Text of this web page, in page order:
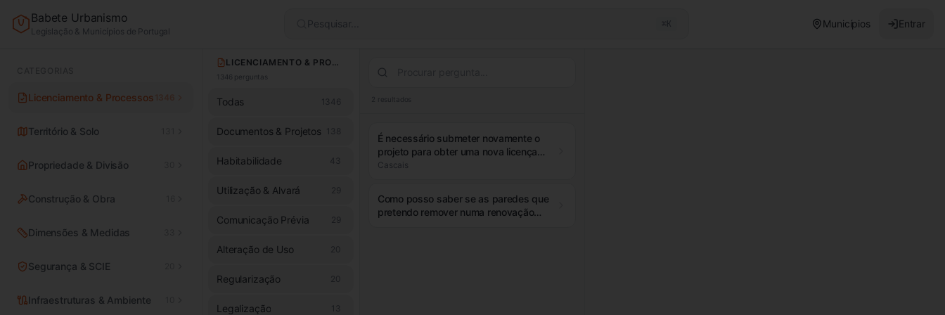
Babete Urbanismo
Legislação & Municípios de Portugal
Pesquisar... ⌘K Municípios Entrar
Licenciamento & Processos
Território & Solo
Propriedade & Divisão
Construção & Obra
Dimensões & Medidas
Segurança & SCIE
Infraestruturas & Ambiente
LICENCIAMENTO & PROCESSOS
1346 perguntas
Todas 1346
Documentos & Projetos 138
Habitabilidade 43
Utilização & Alvará 29
Comunicação Prévia 29
Alteração de Uso 20
Regularização 20
Legalização 13
resultados
É necessário submeter novamente o
projeto para obter uma nova licença
de construção após a caducidade da
Cascais
Como posso saber se as paredes que
pretendo remover numa renovação